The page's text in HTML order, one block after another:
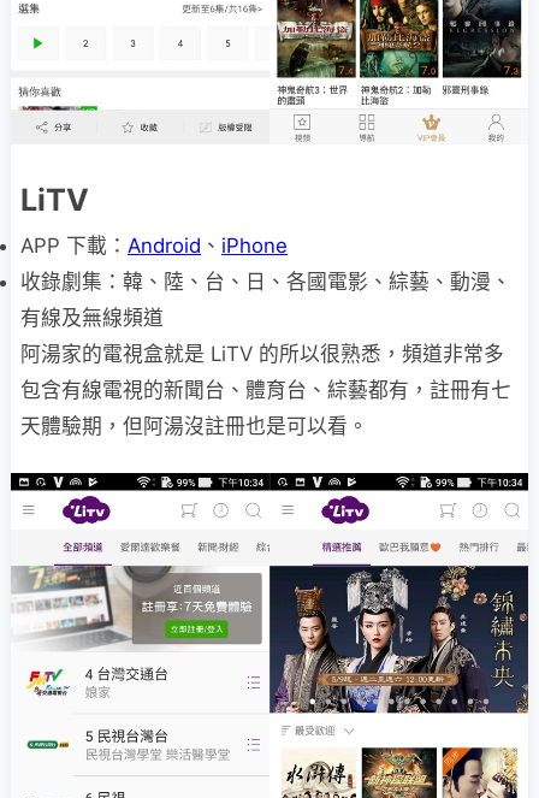
LiTV
APP 下載： Android 、 iPhone
收錄劇集：韓、陸、台、日、各國電影、綜藝、動漫、
有線及無線頻道
阿湯家的電視盒就是 LiTV 的所以很熟悉，頻道非常多
包含有線電視的新聞台、體育台、綜藝都有，註冊有七
天體驗期，但阿湯沒註冊也是可以看。